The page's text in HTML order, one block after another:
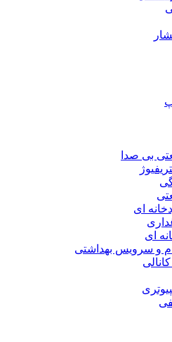
بی صدا
ای
ای
و سرویس بهداشتی